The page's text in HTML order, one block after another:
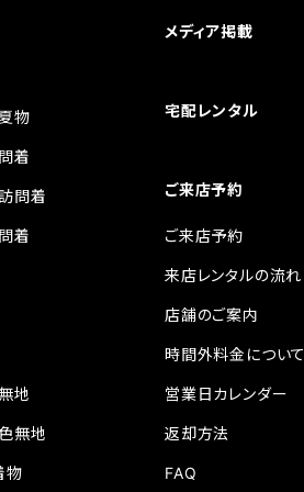
物
着
問着
着
地
無地
物
メディア掲載
宅配レンタル
ご来店予約
ご来店予約
来店レンタルの流れ
店舗のご案内
時間外料金について
営業日カレンダー
返却方法
FAQ